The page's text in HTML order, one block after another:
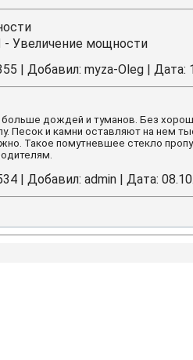
мощности
| Добавил: myza-Oleg | Дата:
дождей и туманов. Без
Песок и камни оставляют на нем
Такое помутневшее стекло
| Добавил: admin | Дата: